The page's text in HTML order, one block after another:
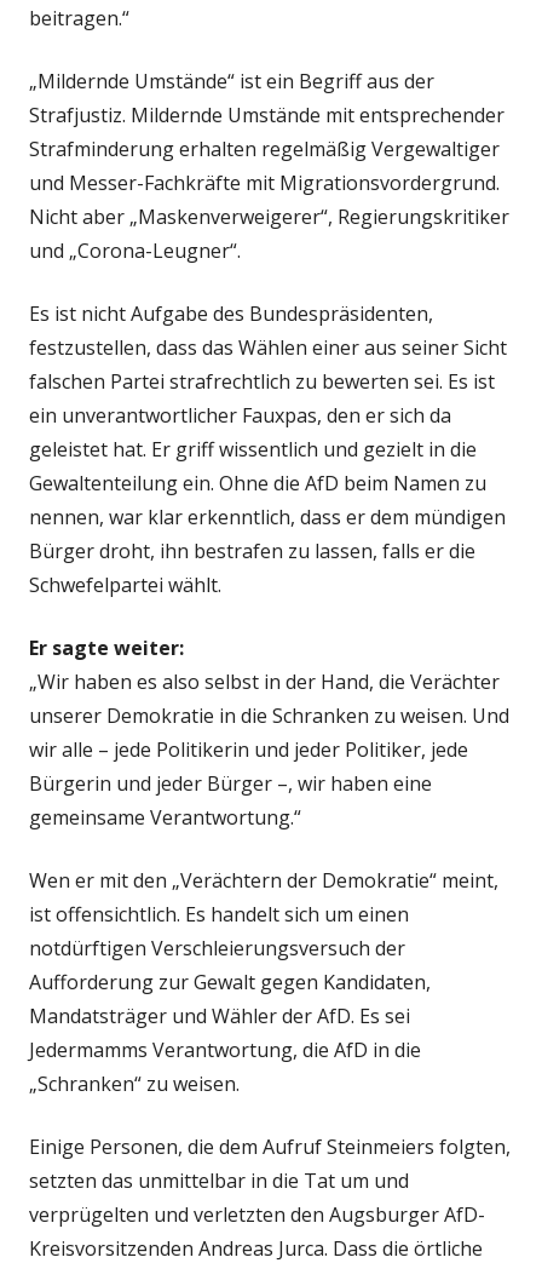
beitragen.“
„Mildernde Umstände“ ist ein Begriff aus der
Strafjustiz. Mildernde Umstände mit entsprechender
Strafminderung erhalten regelmäßig Vergewaltiger
und Messer-Fachkräfte mit Migrationsvordergrund.
Nicht aber „Maskenverweigerer“, Regierungskritiker
und „Corona-Leugner“.
Es ist nicht Aufgabe des Bundespräsidenten,
festzustellen, dass das Wählen einer aus seiner Sicht
falschen Partei strafrechtlich zu bewerten sei. Es ist
ein unverantwortlicher Fauxpas, den er sich da
geleistet hat. Er griff wissentlich und gezielt in die
Gewaltenteilung ein. Ohne die AfD beim Namen zu
nennen, war klar erkenntlich, dass er dem mündigen
Bürger droht, ihn bestrafen zu lassen, falls er die
Schwefelpartei wählt.
Er sagte weiter:
„Wir haben es also selbst in der Hand, die Verächter
unserer Demokratie in die Schranken zu weisen. Und
wir alle – jede Politikerin und jeder Politiker, jede
Bürgerin und jeder Bürger –, wir haben eine
gemeinsame Verantwortung.“
Wen er mit den „Verächtern der Demokratie“ meint,
ist offensichtlich. Es handelt sich um einen
notdürftigen Verschleierungsversuch der
Aufforderung zur Gewalt gegen Kandidaten,
Mandatsträger und Wähler der AfD. Es sei
Jedermamms Verantwortung, die AfD in die
„Schranken“ zu weisen.
Einige Personen, die dem Aufruf Steinmeiers folgten,
setzten das unmittelbar in die Tat um und
verprügelten und verletzten den Augsburger AfD-
Kreisvorsitzenden Andreas Jurca. Dass die örtliche